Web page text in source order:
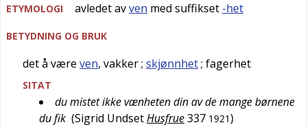
ETYMOLOGI
avledet avven med suffikset -het
BETYDNING OG BRUK
det å være ven, vakker; skjønnhet; fagerhet
SITAT
du mistet ikke vænheten din av de mange børnene
du fik (Sigrid UndsetHusfrue337 1921)